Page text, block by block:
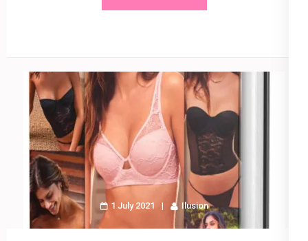
1 July 2021 Ilusion